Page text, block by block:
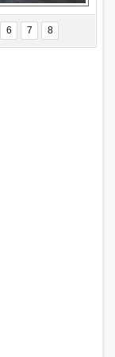
Ford Focus RS
(2015)
6 7 8